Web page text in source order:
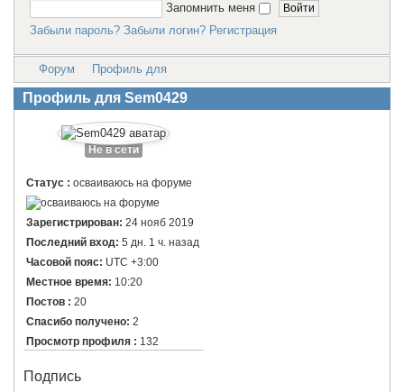
Запомнить меня
Забыли пароль? Забыли логин? Регистрация
Форум Профиль для
Профиль для Sem0429
Не в сети
Статус : осваиваюсь на форуме
Зарегистрирован: 24 нояб 2019
Последний вход: 5 дн. 1 ч. назад
Часовой пояс: UTC +3:00
Местное время: 10:20
Постов : 20
Спасибо получено: 2
Просмотр профиля : 132
Подпись